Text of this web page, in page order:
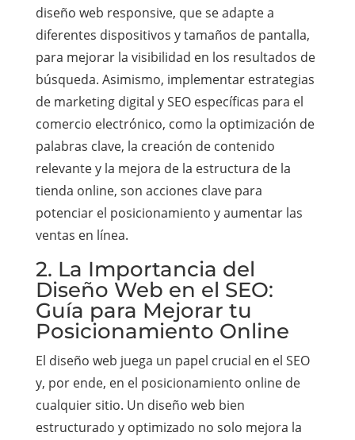
diseño web responsive, que se adapte a
diferentes dispositivos y tamaños de pantalla,
para mejorar la visibilidad en los resultados de
búsqueda. Asimismo, implementar estrategias
de marketing digital y SEO específicas para el
comercio electrónico, como la optimización de
palabras clave, la creación de contenido
relevante y la mejora de la estructura de la
tienda online, son acciones clave para
potenciar el posicionamiento y aumentar las
ventas en línea.
2. La Importancia del
Diseño Web en el SEO:
Guía para Mejorar tu
Posicionamiento Online
El diseño web juega un papel crucial en el SEO
y, por ende, en el posicionamiento online de
cualquier sitio. Un diseño web bien
estructurado y optimizado no solo mejora la